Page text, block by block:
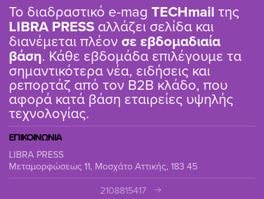
Το διαδραστικό e-mag TΕCHmail της
LIBRA PRESS αλλάζει σελίδα και
διανέμεται πλέον σε εβδομαδιαία
βάση. Κάθε εβδομάδα επιλέγουμε τα
σημαντικότερα νέα, ειδήσεις και
ρεπορτάζ από τον B2B κλάδο, που
αφορά κατά βάση εταιρείες υψηλής
τεχνολογίας.
ΕΠΙΚΟΙΝΩΝΙΑ
LIBRA PRESS
Μεταμορφώσεως 11, Μοσχάτο Αττικής, 183 45
2108815417